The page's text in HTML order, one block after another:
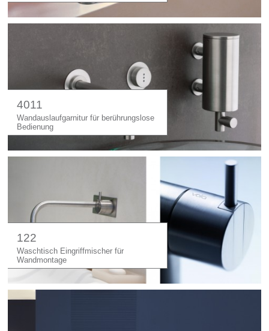
4011
Wandauslaufgarnitur für berührungslose
Bedienung
122
Waschtisch Eingriffmischer für
Wandmontage